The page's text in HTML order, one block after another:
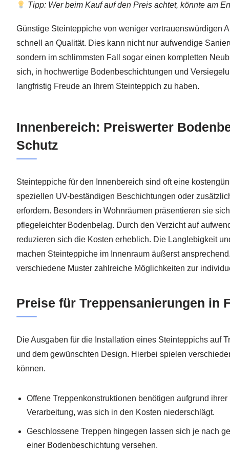
Tipp: Wer beim Kauf auf den Preis achtet, könnte am
Günstige Steinteppiche von weniger vertrauenswürdigen
schnell an Qualität. Dies kann nicht nur aufwendige
sondern im schlimmsten Fall sogar einen kompletten
sich, in hochwertige Bodenbeschichtungen und
langfristig Freude an Ihrem Steinteppich zu haben.
Innenbereich: Preiswerter
Schutz
Steinteppiche für den Innenbereich sind oft eine
speziellen UV-beständigen Beschichtungen oder
erfordern. Besonders in Wohnräumen präsentieren sie
pflegeleichter Bodenbelag. Durch den Verzicht auf
reduzieren sich die Kosten erheblich. Die Langlebigkeit
machen Steinteppiche im Innenraum äußerst
verschiedene Muster zahlreiche Möglichkeiten zur
Preise für Treppensanierungen in
Die Ausgaben für die Installation eines Steinteppichs auf
und dem gewünschten Design. Hierbei spielen
können.
Offene Treppenkonstruktionen benötigen aufgrund
Verarbeitung, was sich in den Kosten niederschlägt.
Geschlossene Treppen hingegen lassen sich je nach
einer Bodenbeschichtung versehen.